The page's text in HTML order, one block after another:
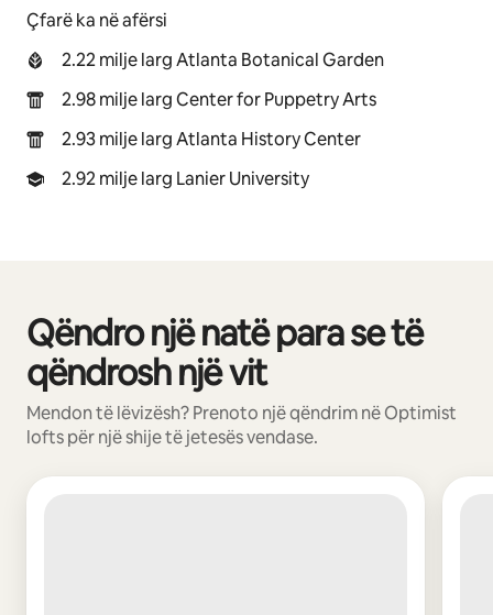
Çfarë ka në afërsi
2.22 milje larg Atlanta Botanical Garden
2.98 milje larg Center for Puppetry Arts
2.93 milje larg Atlanta History Center
2.92 milje larg Lanier University
Qëndro një natë para se të
qëndrosh një vit
Mendon të lëvizësh? Prenoto një qëndrim në Optimist
lofts për një shije të jetesës vendase.
Po shfaqim 0 nga 0 artikuj